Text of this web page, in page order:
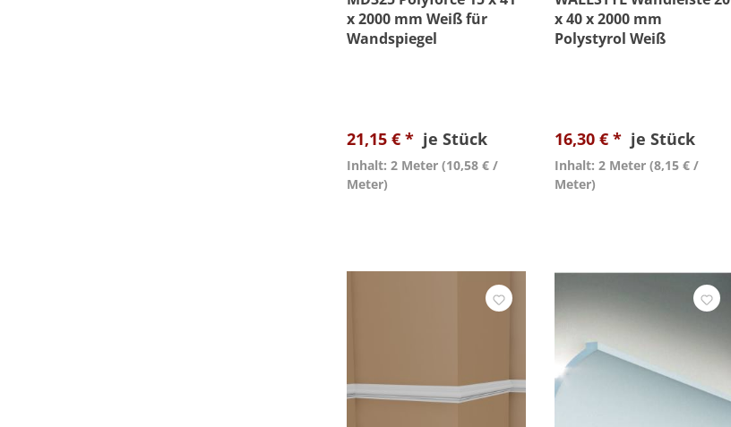
x 2000 mm Weiß für
Wandspiegel
21,15 € * je Stück
Inhalt: 2 Meter (10,58 € /
Meter)
x 40 x 2000 mm
Polystyrol Weiß
16,30 € * je Stück
Inhalt: 2 Meter (8,15 € /
Meter)